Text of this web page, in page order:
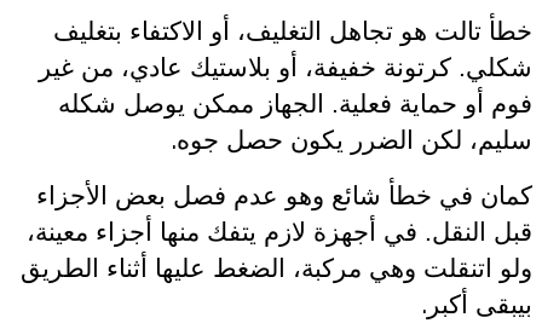
خطأ تالت هو تجاهل التغليف، أو الاكتفاء بتغليف
شكلي. كرتونة خفيفة، أو بلاستيك عادي، من غير
فوم أو حماية فعلية. الجهاز ممكن يوصل شكله
سليم، لكن الضرر يكون حصل جوه.
كمان في خطأ شائع وهو عدم فصل بعض الأجزاء
قبل النقل. في أجهزة لازم يتفك منها أجزاء معينة،
ولو اتنقلت وهي مركبة، الضغط عليها أثناء الطريق
بيبقى أكبر .